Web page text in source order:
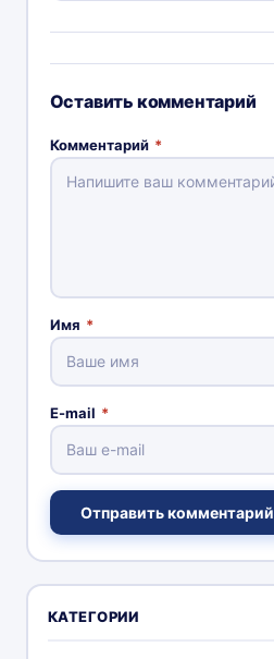
Оставить комментарий
Комментарий *
Имя *
E-mail *
Отправить комментарий
КАТЕГОРИИ